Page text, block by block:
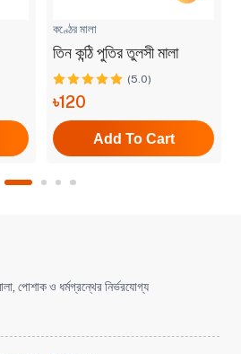
কণ্ঠের মালা
তিন কন্ঠি পুতির তুলসী মালা
(5.0)
৳120
Add To Cart
পোশাক ও ধর্মগ্রন্থের নির্ভরযোগ্য